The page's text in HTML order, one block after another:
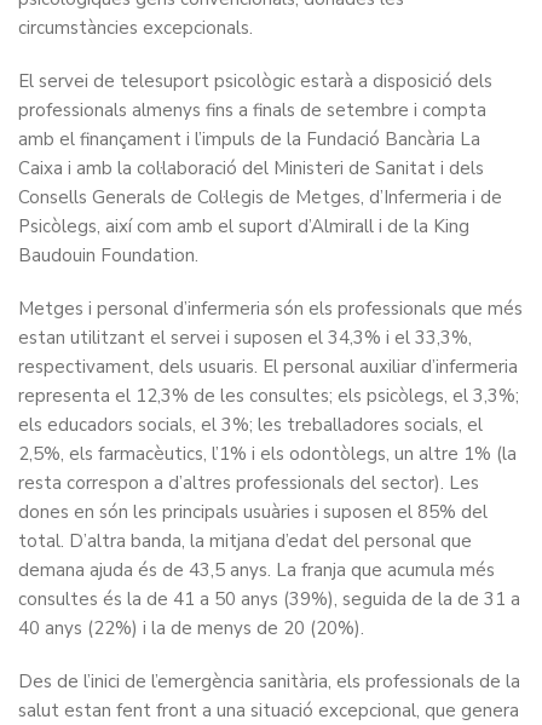
circumstàncies excepcionals.
El servei de telesuport psicològic estarà a disposició dels
professionals almenys fins a finals de setembre i compta
amb el finançament i l’impuls de la Fundació Bancària La
Caixa i amb la col·laboració del Ministeri de Sanitat i dels
Consells Generals de Col·legis de Metges, d’Infermeria i de
Psicòlegs, així com amb el suport d’Almirall i de la King
Baudouin Foundation.
Metges i personal d’infermeria són els professionals que més
estan utilitzant el servei i suposen el 34,3% i el 33,3%,
respectivament, dels usuaris. El personal auxiliar d’infermeria
representa el 12,3% de les consultes; els psicòlegs, el 3,3%;
els educadors socials, el 3%; les treballadores socials, el
2,5%, els farmacèutics, l’1% i els odontòlegs, un altre 1% (la
resta correspon a d’altres professionals del sector). Les
dones en són les principals usuàries i suposen el 85% del
total. D’altra banda, la mitjana d’edat del personal que
demana ajuda és de 43,5 anys. La franja que acumula més
consultes és la de 41 a 50 anys (39%), seguida de la de 31 a
40 anys (22%) i la de menys de 20 (20%).
Des de l’inici de l’emergència sanitària, els professionals de la
salut estan fent front a una situació excepcional, que genera